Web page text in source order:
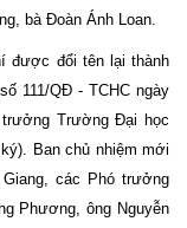
bà Đoàn Ánh Loan.
được đổi tên lại thành
111/QĐ - TCHC ngày
Trường Đại học
Ban chủ nhiệm mới
các Phó trưởng
Phương, ông Nguyễn